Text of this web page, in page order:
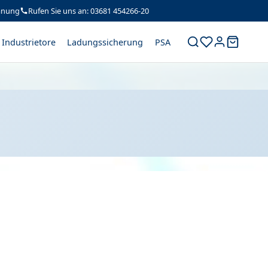
Rufen Sie uns an: 03681 454266-20
Industrietore Ladungssicherung PSA